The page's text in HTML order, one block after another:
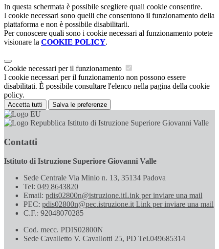
In questa schermata è possibile scegliere quali cookie consentire.
I cookie necessari sono quelli che consentono il funzionamento della
piattaforma e non è possibile disabilitarli.
Per conoscere quali sono i cookie necessari al funzionamento potete
visionare la COOKIE POLICY.
Cookie necessari per il funzionamento
I cookie necessari per il funzionamento non possono essere
disabilitati. È possibile consultare l'elenco nella pagina della cookie
policy.
Accetta tutti Salva le preferenze
Istituto di Istruzione Superiore Giovanni Valle
Contatti
Istituto di Istruzione Superiore Giovanni Valle
Sede Centrale Via Minio n. 13, 35134 Padova
Tel: 049 8643820
Email: pdis02800n@istruzione.itLink per inviare una mail
PEC: pdis02800n@pec.istruzione.it Link per inviare una mail
C.F.: 92048070285
Cod. mecc. PDIS02800N
Sede Cavalletto V. Cavallotti 25, PD Tel.049685314